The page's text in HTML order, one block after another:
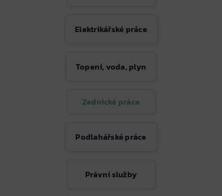
Elektrikářské práce
Topení, voda, plyn
Zednické práce
Podlahářské práce
Právní služby